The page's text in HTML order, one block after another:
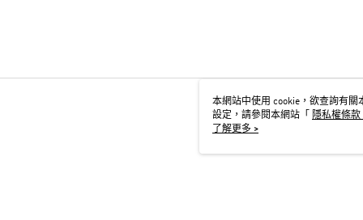
本網站中使用 cookie，欲查詢有關
設定，請參閱本網站「
隱私權條款
用 cookie。
了解更多 >